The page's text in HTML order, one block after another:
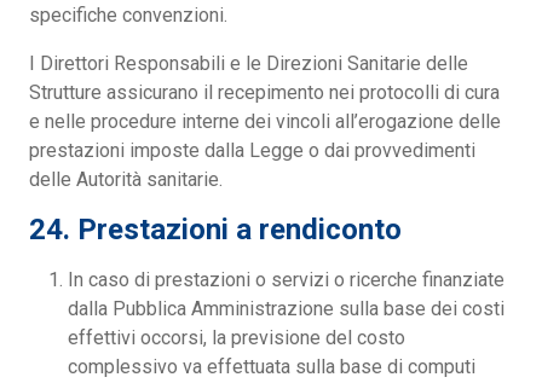
specifiche convenzioni.
I Direttori Responsabili e le Direzioni Sanitarie delle
Strutture assicurano il recepimento nei protocolli di cura
e nelle procedure interne dei vincoli all’erogazione delle
prestazioni imposte dalla Legge o dai provvedimenti
delle Autorità sanitarie.
24. Prestazioni a rendiconto
In caso di prestazioni o servizi o ricerche finanziate
dalla Pubblica Amministrazione sulla base dei costi
effettivi occorsi, la previsione del costo
complessivo va effettuata sulla base di computi